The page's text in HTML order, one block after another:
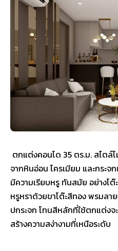
ตกแต่งคอนโด 35 ตร.ม. สไตล์
จากหินอ่อน โครเมียม และกระจ
มีความเรียบหรู ทันสมัย อย่างโ
หรูหราด้วยขาโต๊ะสีทอง พรมล
ปกระจก โทนสีหลักที่ใช้ตกแต่งจ
สร้างความสง่างามที่เหนือระดับ